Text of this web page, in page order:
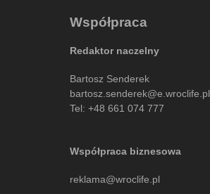
Współpraca
Redaktor naczelny
Bartosz Senderek
bartosz.senderek@e.wroclife.pl
Tel: +48 661 074 777
Współpraca biznesowa
reklama@wroclife.pl